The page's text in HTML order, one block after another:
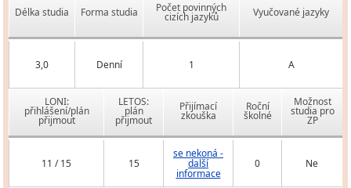
Délka studia Forma studia Počet povinných
cizích jazyků Vyučované jazyky
3,0 Denní 1 A
LONI:
přihlášení/plán
přijmout
LETOS:
plán
přijmout
Přijímací
zkouška
Roční
školné
Možnost
studia pro
ZP
11 / 15 15
se nekoná -
další
informace
0 Ne